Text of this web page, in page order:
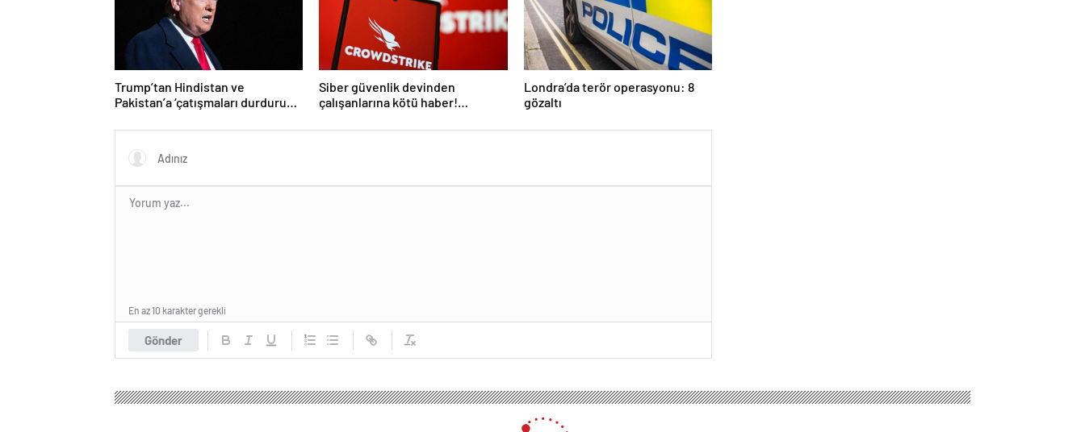
Trump’tan Hindistan ve
Pakistan’a ‘çatışmaları durdurun’
çağrısı
Siber güvenlik devinden
çalışanlarına kötü haber!
Yüzlerce kişi işten çıkarılacak
Londra’da terör operasyonu: 8
gözaltı